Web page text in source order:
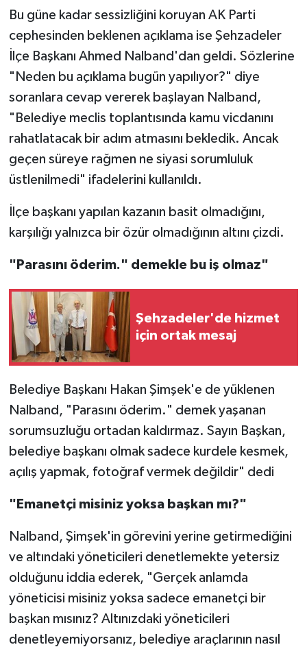
Bu güne kadar sessizliğini koruyan AK Parti
cephesinden beklenen açıklama ise Şehzadeler
İlçe Başkanı Ahmed Nalband'dan geldi. Sözlerine
"Neden bu açıklama bugün yapılıyor?" diye
soranlara cevap vererek başlayan Nalband,
"Belediye meclis toplantısında kamu vicdanını
rahatlatacak bir adım atmasını bekledik. Ancak
geçen süreye rağmen ne siyasi sorumluluk
üstlenilmedi" ifadelerini kullanıldı.
İlçe başkanı yapılan kazanın basit olmadığını,
karşılığı yalnızca bir özür olmadığının altını çizdi.
"Parasını öderim." demekle bu iş olmaz"
Şehzadeler'de hizmet
için ortak mesaj
Belediye Başkanı Hakan Şimşek'e de yüklenen
Nalband, "Parasını öderim." demek yaşanan
sorumsuzluğu ortadan kaldırmaz. Sayın Başkan,
belediye başkanı olmak sadece kurdele kesmek,
açılış yapmak, fotoğraf vermek değildir" dedi
"Emanetçi misiniz yoksa başkan mı?"
Nalband, Şimşek'in görevini yerine getirmediğini
ve altındaki yöneticileri denetlemekte yetersiz
olduğunu iddia ederek, "Gerçek anlamda
yöneticisi misiniz yoksa sadece emanetçi bir
başkan mısınız? Altınızdaki yöneticileri
denetleyemiyorsanız, belediye araçlarının nasıl